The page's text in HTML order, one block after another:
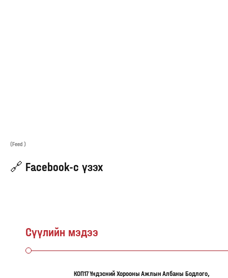
(Feed )
🔗 Facebook-с үзэх
Сүүлийн мэдээ
КОП17 Үндэсний Хорооны Ажлын Албаны Бодлого,